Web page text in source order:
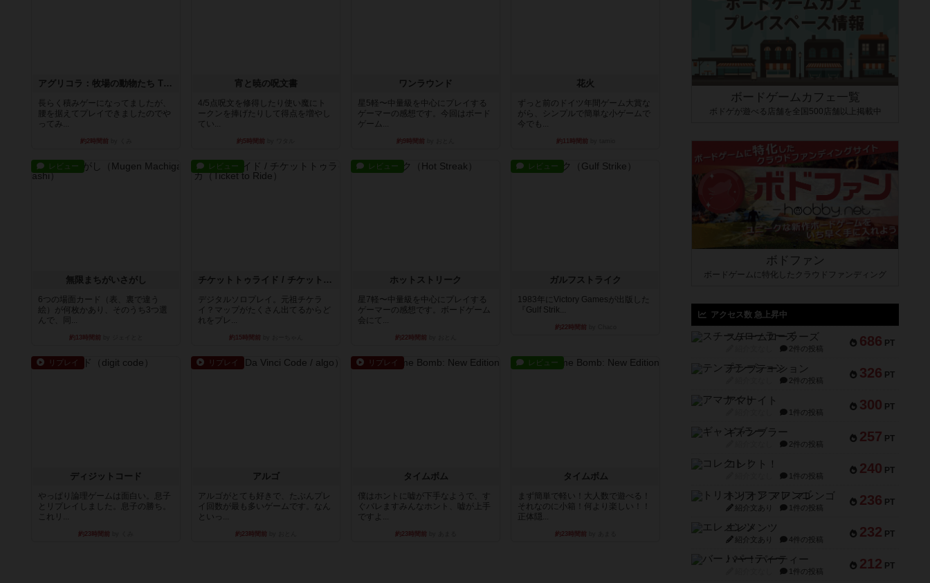
アグリコラ：牧場の動物たち THE BIG BOX
長らく積みゲーになってましたが、
腰を据えてプレイできましたのでや
ってみ...
約2時間前
宵と暁の呪文書
4/5点呪文を修得したり使い魔にト
ークンを捧げたりして得点を増やし
てい...
約5時間前
ワンラウンド
星5軽〜中量級を中心にプレイする
ゲーマーの感想です。今回はボード
ゲーム...
約9時間前
花火
ずっと前のドイツ年間ゲーム大賞な
がら、シンプルで簡単な小ゲームで
今でも...
約11時間前
レビュー
無限まちがいさがし
6つの場面カード（表、裏で違う
絵）が何枚かあり、そのうち3つ選
んで、同...
約13時間前
レビュー
チケットトゥライド / チケットトゥライドアメリカ
デジタルソロプレイ。元祖チケラ
イ？マップがたくさん出てるからど
れをプレ...
約15時間前
レビュー
ホットストリーク
星7軽〜中量級を中心にプレイする
ゲーマーの感想です。ボードゲーム
会にて...
約22時間前
レビュー
ガルフストライク
1983年にVictory Gamesが出版した
『Gulf Strik...
約22時間前
リプレイ
ディジットコード
やっぱり論理ゲームは面白い。息子
とリプレイしました。息子の勝ち。
これリ...
約23時間前
リプレイ
アルゴ
アルゴがとても好きで、たぶんプレ
イ回数が最も多いゲームです。なん
といっ...
約23時間前
リプレイ
タイムボム
僕はホントに嘘が下手なようで、す
ぐバレますみんなホント、嘘が上手
ですよ...
約23時間前
レビュー
タイムボム
まず簡単で軽い！大人数で遊べる！
それなのに小箱！何より楽しい！！
正体隠...
約23時間前
ボードゲームカフェ一覧
ボドゲが遊べる店舗を全国500店舗以上掲載中
ボドファン
ボードゲームに特化したクラウドファンディング
アクセス数 急上昇中
686 PT
スチームローラーズ
2件の投稿
326 PT
テンプテーション
2件の投稿
300 PT
アマナイト
1件の投稿
257 PT
ギャンブラー
2件の投稿
240 PT
コレクト！
1件の投稿
236 PT
トリオンフ ア マレンゴ
紹介文あり 1件の投稿
232 PT
エレメンツ
紹介文あり 4件の投稿
212 PT
バー！パーティー
1件の投稿